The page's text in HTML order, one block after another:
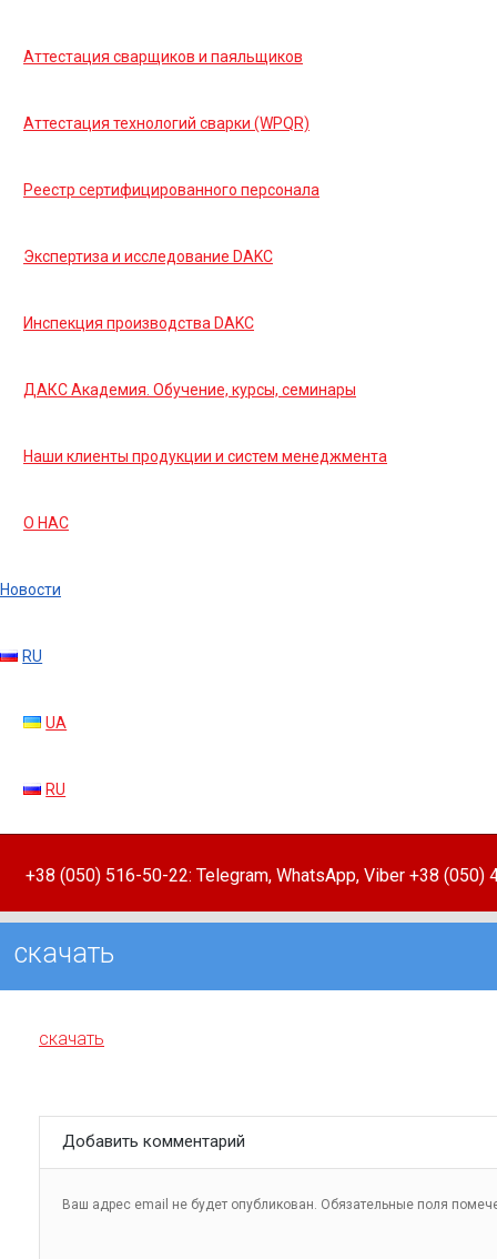
Аттестация сварщиков и паяльщиков
Аттестация технологий сварки (WPQR)
Реестр сертифицированного персонала
Экспертиза и исследование DAKC
Инспекция производства DAKC
ДАКС Академия. Обучение, курсы, семинары
Наши клиенты продукции и систем менеджмента
О НАС
Новости
RU
UA
RU
+38 (050) 516-50-22: Telegram, WhatsApp, Viber +38 (050)
скачать
скачать
Добавить комментарий
Ваш адрес email не будет опубликован. Обязательные поля